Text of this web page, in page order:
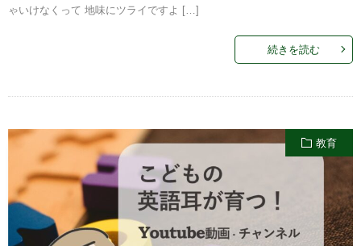
ゃいけなくって 地味にツライですよ […]
続きを読む
教育